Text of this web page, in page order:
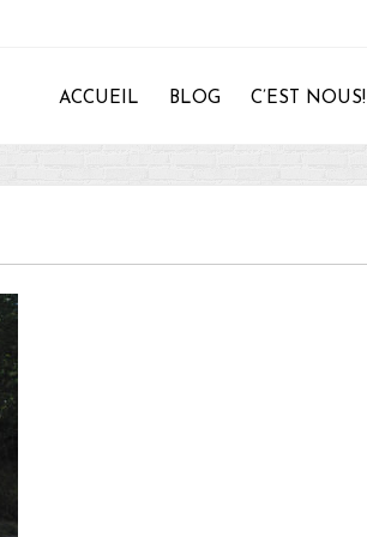
ACCUEIL BLOG C’EST NOUS!